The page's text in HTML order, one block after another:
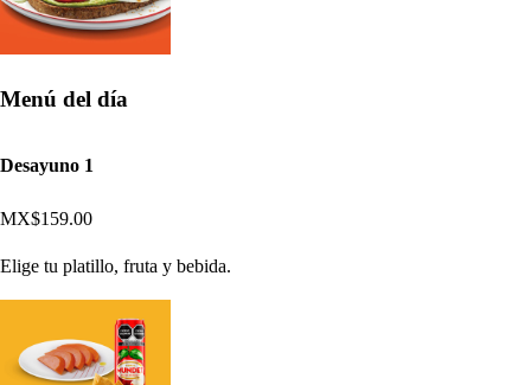
Menú del día
Desayuno 1
MX$159.00
Elige tu platillo, fruta y bebida.